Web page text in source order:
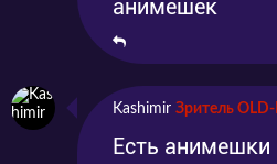
анимешек
Kashimir Зритель
Есть анимешки